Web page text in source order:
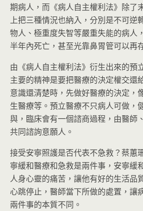
期病人，而《病人自主權利法》除了
上把三種情況也納入，分別是不可逆
物人、極重度失智等嚴重失能的病人
半年內死亡，甚至光靠鼻胃管可以再
由《病人自主權利法》衍生出來的預
主要的精神是要把醫療的決定權交還
意識還清楚時，先做好醫療的決定，
生醫療等。預立醫療不只病人可做，
與，臨床會有一個諮商過程，由醫師
共同諮詢意願人。
接受安寧照護是否代表不急救？蔡蕙
寧緩和醫療和急救是兩件事，安寧緩
人身心靈的痛苦，讓他有好的生活品
心跳停止，醫師當下所做的處置，讓
兩件事的本質不同。